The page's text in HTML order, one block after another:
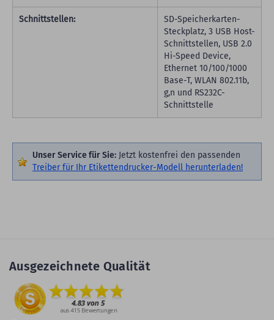
Schnittstellen:
SD-Speicherkarten-
Steckplatz, 3 USB Host-
Schnittstellen, USB 2.0
Hi-Speed Device,
Ethernet 10/100/1000
Base-T, WLAN 802.11b,
g,n und RS232C-
Schnittstelle
Unser Service für Sie: Jetzt kostenfrei den passenden
Treiber für Ihr Etikettendrucker-Modell herunterladen!
Ausgezeichnete Qualität